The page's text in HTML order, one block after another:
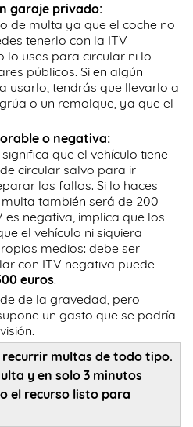
garaje privado:
de multa ya que el coche no
tenerlo con la ITV
lo uses para circular ni lo
públicos. Si en algún
usarlo, tendrás que llevarlo a
o un remolque, ya que el
o negativa:
que el vehículo tiene
circular salvo para ir
los fallos. Si lo haces
también será de 200
es negativa, implica que los
el vehículo ni siquiera
medios: debe ser
con ITV negativa puede
euros.
de la gravedad, pero
un gasto que se podría
recurrir multas de todo tipo.
y en solo 3 minutos
el recurso listo para